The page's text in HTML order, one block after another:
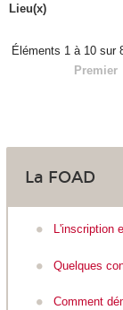
Lieu(x)
Éléments 1 à 10 sur
Premier
La FOAD
L'inscription
Quelques
Comment